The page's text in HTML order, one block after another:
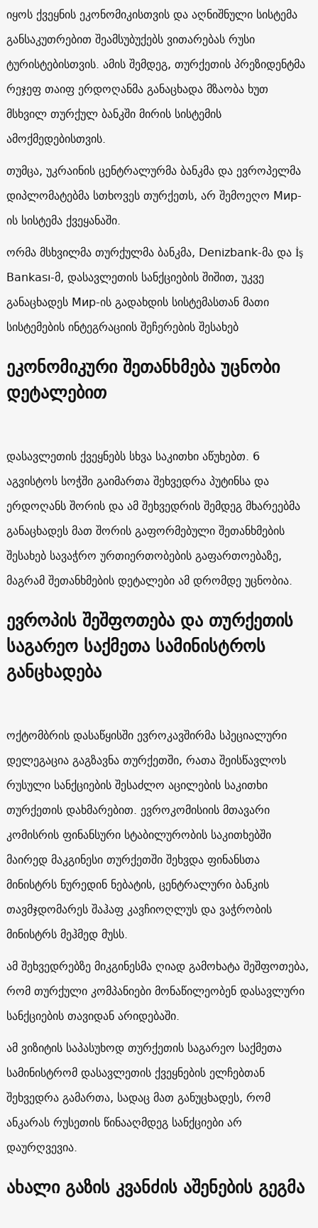
იყოს ქვეყნის ეკონომიკისთვის და აღნიშნული სისტემა
განსაკუთრებით შეამსუბუქებს ვითარებას რუსი
ტურისტებისთვის. ამის შემდეგ, თურქეთის პრეზიდენტმა
რეჯეფ თაიფ ერდოღანმა განაცხადა მზაობა ხუთ
მსხვილ თურქულ ბანკში მირის სისტემის
ამოქმედებისთვის.
თუმცა, უკრაინის ცენტრალურმა ბანკმა და ევროპელმა
დიპლომატებმა სთხოვეს თურქეთს, არ შემოეღო Мир-
ის სისტემა ქვეყანაში.
ორმა მსხვილმა თურქულმა ბანკმა, Denizbank-მა და İş
Bankası-მ, დასავლეთის სანქციების შიშით, უკვე
განაცხადეს Мир-ის გადახდის სისტემასთან მათი
სისტემების ინტეგრაციის შეჩერების შესახებ
ეკონომიკური შეთანხმება უცნობი
დეტალებით
დასავლეთის ქვეყნებს სხვა საკითხი აწუხებთ. 6
აგვისტოს სოჭში გაიმართა შეხვედრა პუტინსა და
ერდოღანს შორის და ამ შეხვედრის შემდეგ მხარეებმა
განაცხადეს მათ შორის გაფორმებული შეთანხმების
შესახებ სავაჭრო ურთიერთობების გაფართოებაზე,
მაგრამ შეთანხმების დეტალები ამ დრომდე უცნობია.
ევროპის შეშფოთება და თურქეთის
საგარეო საქმეთა სამინისტროს
განცხადება
ოქტომბრის დასაწყისში ევროკავშირმა სპეციალური
დელეგაცია გაგზავნა თურქეთში, რათა შეისწავლოს
რუსული სანქციების შესაძლო აცილების საკითხი
თურქეთის დახმარებით. ევროკომისიის მთავარი
კომისრის ფინანსური სტაბილურობის საკითხებში
მაირედ მაკგინესი თურქეთში შეხვდა ფინანსთა
მინისტრს ნურედინ ნებატის, ცენტრალური ბანკის
თავმჯდომარეს შაჰაფ კავჩიოღლუს და ვაჭრობის
მინისტრს მეჰმედ მუსს.
ამ შეხვედრებზე მიკგინესმა ღიად გამოხატა შეშფოთება,
რომ თურქული კომპანიები მონაწილეობენ დასავლური
სანქციების თავიდან არიდებაში.
ამ ვიზიტის საპასუხოდ თურქეთის საგარეო საქმეთა
სამინისტრომ დასავლეთის ქვეყნების ელჩებთან
შეხვედრა გამართა, სადაც მათ განუცხადეს, რომ
ანკარას რუსეთის წინააღმდეგ სანქციები არ
დაურღვევია.
ახალი გაზის კვანძის აშენების გეგმა